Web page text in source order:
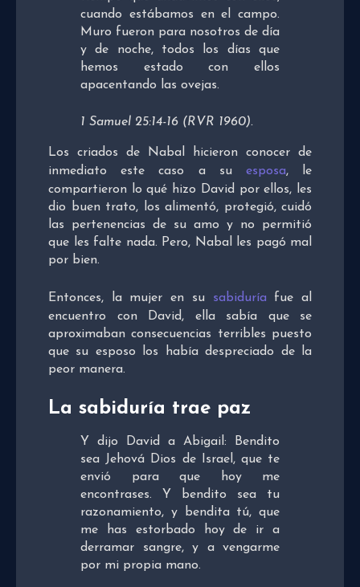
cuando estábamos en el campo.
Muro fueron para nosotros de día
y de noche, todos los días que
hemos estado con ellos
apacentando las ovejas.
1 Samuel 25:14-16 (RVR 1960).
Los criados de Nabal hicieron conocer de
inmediato este caso a su esposa, le
compartieron lo qué hizo David por ellos, les
dio buen trato, los alimentó, protegió, cuidó
las pertenencias de su amo y no permitió
que les falte nada. Pero, Nabal les pagó mal
por bien.
Entonces, la mujer en su sabiduría fue al
encuentro con David, ella sabía que se
aproximaban consecuencias terribles puesto
que su esposo los había despreciado de la
peor manera.
La sabiduría trae paz
Y dijo David a Abigail: Bendito
sea Jehová Dios de Israel, que te
envió para que hoy me
encontrases. Y bendito sea tu
razonamiento, y bendita tú, que
me has estorbado hoy de ir a
derramar sangre, y a vengarme
por mi propia mano.